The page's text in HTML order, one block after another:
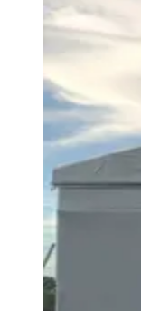
Vitória
Resultados das Loterias
Clima e Previsão do
Guia
Seguir
Expansão do
setor logístico
JB Negócios
15 de abril de 2026 às